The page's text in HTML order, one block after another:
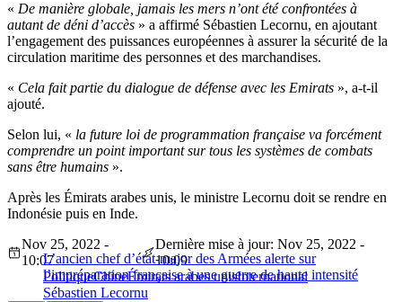
« De manière globale, jamais les mers n’ont été confrontées à
autant de déni d’accès » a affirmé Sébastien Lecornu, en ajoutant
l’engagement des puissances européennes à assurer la sécurité de la
circulation maritime des personnes et des marchandises.
« Cela fait partie du dialogue de défense avec les Emirats », a-t-il
ajouté.
Selon lui, « la future loi de programmation française va forcément
comprendre un point important sur tous les systèmes de combats
sans être humains ».
Après les Émirats arabes unis, le ministre Lecornu doit se rendre en
Indonésie puis en Inde.
L’ancien chef d’état-major des Armées alerte sur
l’impréparation française à une guerre de haute intensité
Nov 25, 2022 -
10:07
Dernière mise à jour: Nov 25, 2022 -
10:09
PolitiqueChineÉmirats arabes unisInternational
Sébastien Lecornu